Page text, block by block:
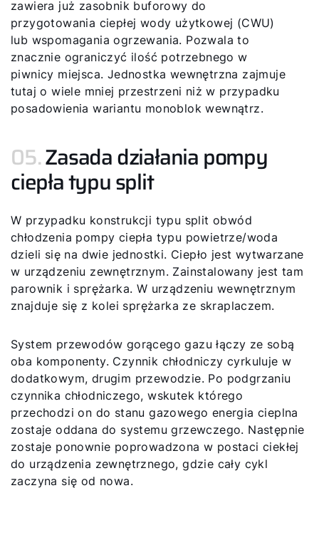
zawiera już zasobnik buforowy do
przygotowania ciepłej wody użytkowej (CWU)
lub wspomagania ogrzewania. Pozwala to
znacznie ograniczyć ilość potrzebnego w
piwnicy miejsca. Jednostka wewnętrzna zajmuje
tutaj o wiele mniej przestrzeni niż w przypadku
posadowienia wariantu monoblok wewnątrz.
05.Zasada działania pompy
ciepła typu split
W przypadku konstrukcji typu split obwód
chłodzenia pompy ciepła typu powietrze/woda
dzieli się na dwie jednostki. Ciepło jest wytwarzane
w urządzeniu zewnętrznym. Zainstalowany jest tam
parownik i sprężarka. W urządzeniu wewnętrznym
znajduje się z kolei sprężarka ze skraplaczem.
System przewodów gorącego gazu łączy ze sobą
oba komponenty. Czynnik chłodniczy cyrkuluje w
dodatkowym, drugim przewodzie. Po podgrzaniu
czynnika chłodniczego, wskutek którego
przechodzi on do stanu gazowego energia cieplna
zostaje oddana do systemu grzewczego. Następnie
zostaje ponownie poprowadzona w postaci ciekłej
do urządzenia zewnętrznego, gdzie cały cykl
zaczyna się od nowa.